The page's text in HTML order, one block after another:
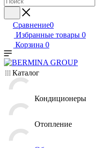
Сравнение0
Избранные товары 0
Корзина 0
Каталог
Кондиционеры
Отопление